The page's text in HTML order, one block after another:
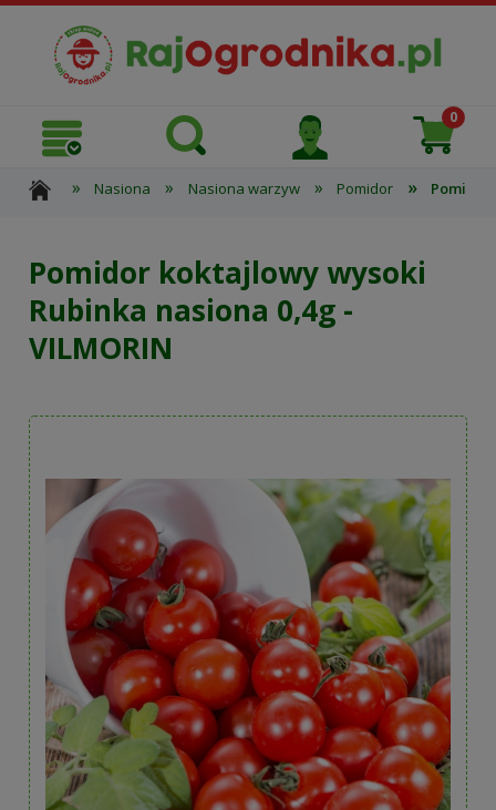
» Nasiona » Nasiona warzyw » Pomidor » Pomidor
Pomidor koktajlowy wysoki
Rubinka nasiona 0,4g -
VILMORIN